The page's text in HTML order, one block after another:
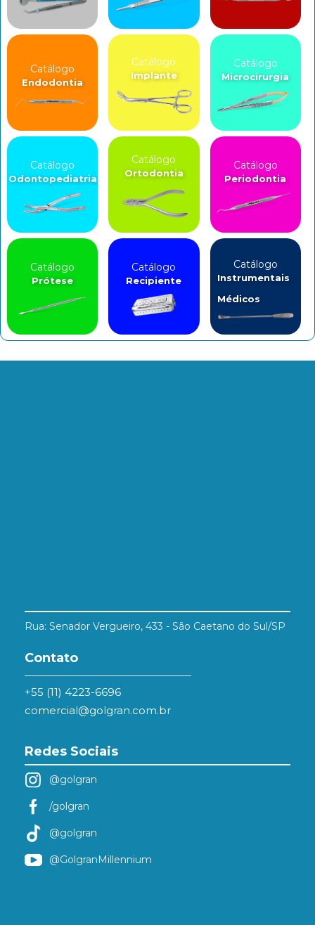
Catálogo
Endodontia
Catálogo
Implante
Catálogo
Microcirurgia
Catálogo
Odontopediatria
Catálogo
Ortodontia
Catálogo
Periodontia
Catálogo
Prótese
Catálogo
Recipiente
Catálogo
Instrumentais
Médicos
Rua: Senador Vergueiro, 433 - São Caetano do Sul/SP
Contato
+55 (11) 4223-6696
comercial@golgran.com.br
Redes Sociais
@golgran
/golgran
@golgran
@GolgranMillennium